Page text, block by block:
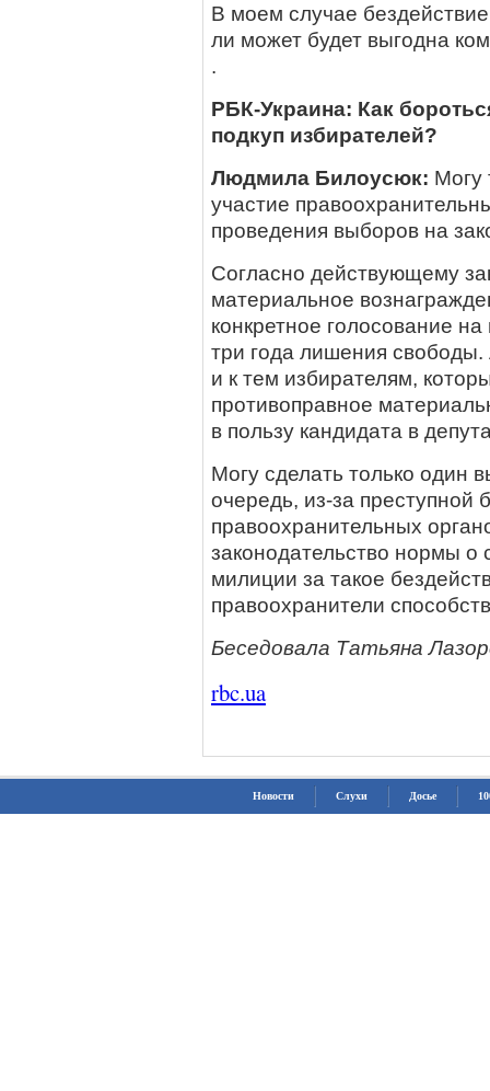
В моем случае
ли может будет выгодна
.
РБК-Украина: Как
подкуп избирателей?
Людмила Билоусюк: Могу
участие
проведения выборов на
Согласно действующему
материальное
конкретное голосование
три года лишения свободы.
и к тем избирателям,
противоправное
в пользу кандидата в
Могу сделать только один
очередь, из-за преступной
правоохранительных
законодательство нормы о
милиции за такое
правоохранители
Беседовала Татьяна
rbc.ua
Новости Слухи Досье